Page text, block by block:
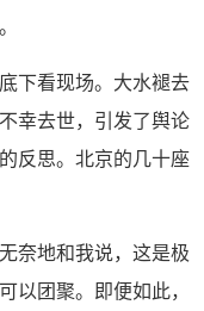
下看现场。大水褪去
幸去世，引发了舆论
反思。北京的几十座
奈地和我说，这是极
以团聚。即便如此，